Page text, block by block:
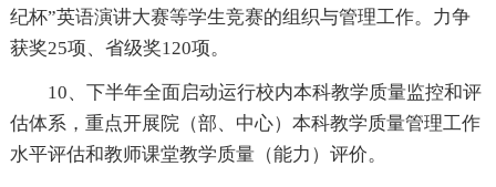
纪杯”英语演讲大赛等学生竞赛的组织与管理工作。力争
获奖25项、省级奖120项。
10、下半年全面启动运行校内本科教学质量监控和评
估体系，重点开展院（部、中心）本科教学质量管理工作
水平评估和教师课堂教学质量（能力）评价。